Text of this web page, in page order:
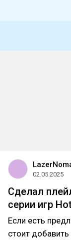
02.05.2025
Сделал
серии игр
Если есть
стоит